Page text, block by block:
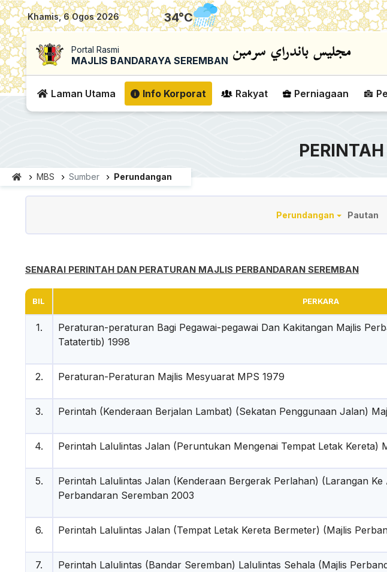
Khamis, 6 Ogos 2026 | 34°C
Portal Rasmi
MAJLIS BANDARAYA SEREMBAN
Laman Utama Info Korporat Rakyat Perniagaan
MBS Sumber Perundangan
Perundangan Pautan
SENARAI PERINTAH DAN PERATURAN MAJLIS PERBANDARAN SEREMBAN
BIL PERKARA
1.
Peraturan-peraturan Bagi Pegawai-pegawai Dan Kakitangan Majlis
Tatatertib) 1998
2. Peraturan-Peraturan Majlis Mesyuarat MPS 1979
3. Perintah (Kenderaan Berjalan Lambat) (Sekatan Penggunaan Jalan)
4. Perintah Lalulintas Jalan (Peruntukan Mengenai Tempat Letak Kereta)
5.
Perintah Lalulintas Jalan (Kenderaan Bergerak Perlahan) (Larangan
Perbandaran Seremban 2003
6. Perintah Lalulintas Jalan (Tempat Letak Kereta Bermeter) (Majlis
7. Perintah Lalulintas (Bandar Seremban) Lalulintas Sehala (Majlis
PERTANDINGAN
DATUK BANDAR
SEREMBAN